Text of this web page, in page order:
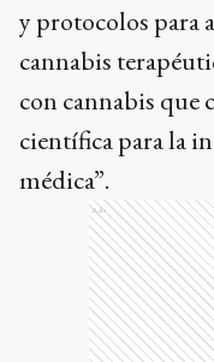
y protocolos para
cannabis
con cannabis que
científica para la
médica”.
Ads